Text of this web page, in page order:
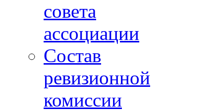
совета
ассоциации
Состав
ревизионной
комиссии